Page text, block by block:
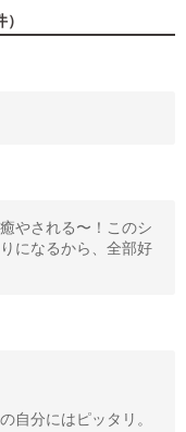
やされる〜！このシ
になるから、全部好
自分にはピッタリ。